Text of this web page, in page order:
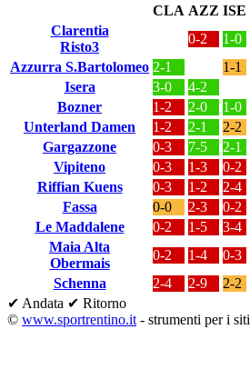
CLA AZZ ISE
Clarentia
Risto3
0-2 1-0
Azzurra S.Bartolomeo 2-1 1-1
Isera
3-0 4-2
Bozner
1-2 2-0 1-0
Unterland Damen
1-2 2-1 2-2
Gargazzone
0-3 7-5 2-1
Vipiteno
0-3 1-3 0-2
Riffian Kuens
0-3 1-2 2-4
Fassa
0-0 2-3 0-2
Le Maddalene
0-2 1-5 3-4
Maia Alta
Obermais
0-2 1-4 0-3
Schenna
2-4 2-9 2-2
✔ Andata ✔ Ritorno
© www.sportrentino.it - strumenti per i